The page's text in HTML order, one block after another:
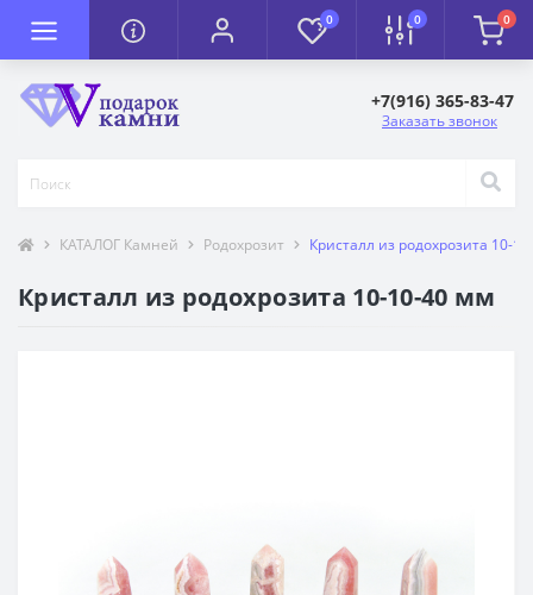
0 0 0
+7(916) 365-83-47
Заказать звонок
КАТАЛОГ Камней Родохрозит Кристалл из родохрозита 10-
Кристалл из родохрозита 10-10-40 мм